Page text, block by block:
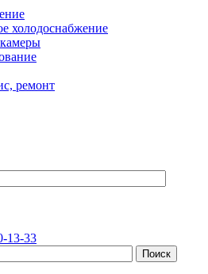
холодоснабжение
ремонт
13-33